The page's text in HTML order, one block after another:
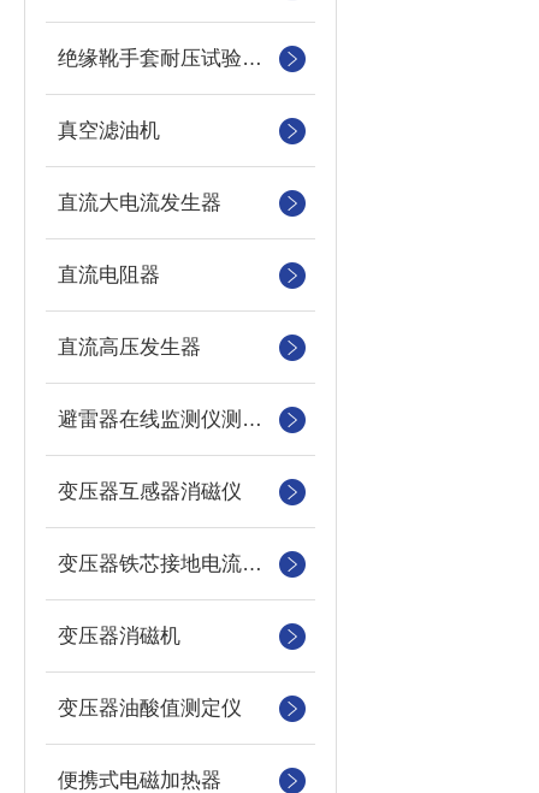
绝缘靴手套耐压试验装置
真空滤油机
直流大电流发生器
直流电阻器
直流高压发生器
避雷器在线监测仪测试仪
变压器互感器消磁仪
变压器铁芯接地电流测试仪
变压器消磁机
变压器油酸值测定仪
便携式电磁加热器